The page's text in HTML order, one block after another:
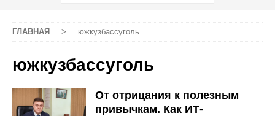
ГЛАВНАЯ > южкузбассуголь
южкузбассуголь
От отрицания к полезным
привычкам. Как ИТ-